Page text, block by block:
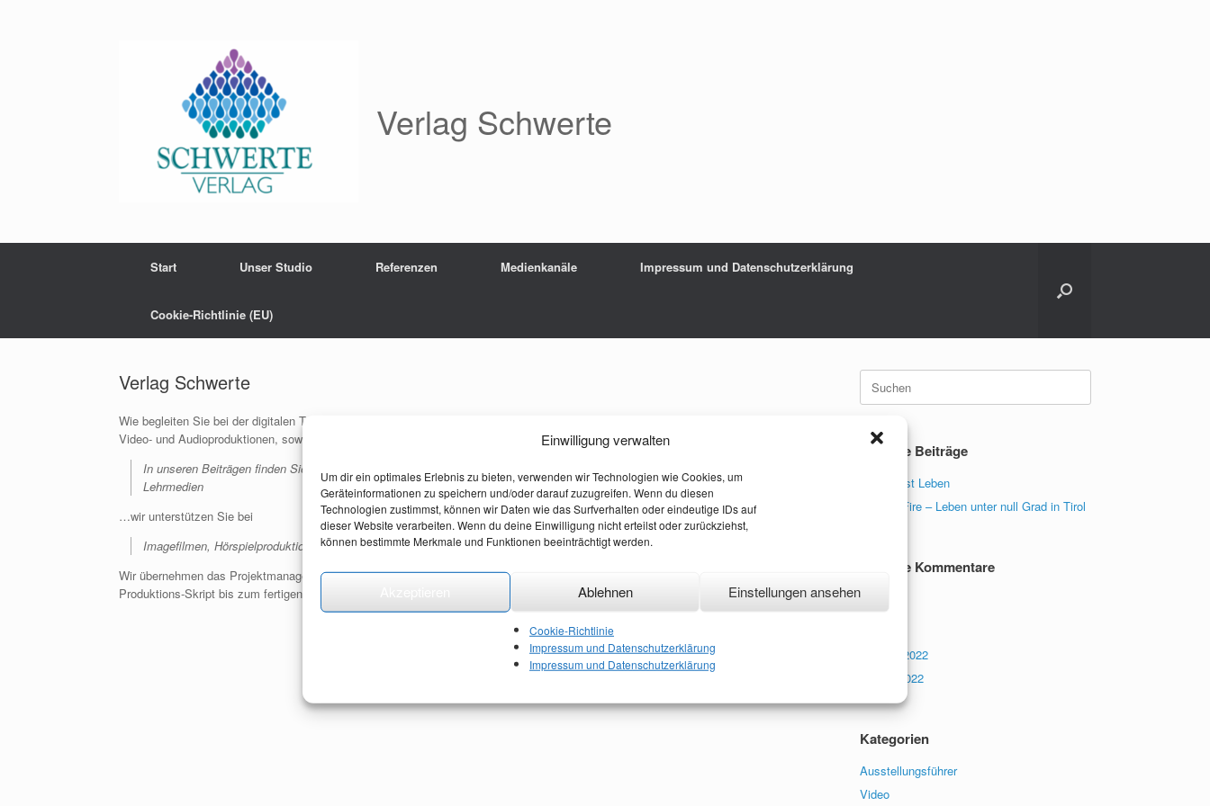
Einwilligung verwalten
Um dir ein optimales Erlebnis zu bieten, verwenden wir Technologien wie Cookies, um
Geräteinformationen zu speichern und/oder darauf zuzugreifen. Wenn du diesen
Technologien zustimmst, können wir Daten wie das Surfverhalten oder eindeutige IDs auf
dieser Website verarbeiten. Wenn du deine Einwilligung nicht erteilst oder zurückziehst,
können bestimmte Merkmale und Funktionen beeinträchtigt werden.
Ablehnen Einstellungen ansehen
Cookie-Richtlinie
Impressum und Datenschutzerklärung
Impressum und Datenschutzerklärung
Verlag Schwerte
Start Unser Studio Referenzen Medienkanäle Impressum und Datenschutzerklärung
Cookie-Richtlinie (EU)
Verlag Schwerte
Wie begleiten Sie bei der digitalen Transformation Ihres Unternehmens und Ihrer Produkte mit Produktionen aus den Bereichen
Video- und Audioproduktionen, sowie klassische Verlagsprodukte.
In unseren Beiträgen finden Sie Referenzproduktionen aus den Bereichen Multimedia, Smartphone Applikationen und
Lehrmedien
…wir unterstützen Sie bei
Imagefilmen, Hörspielproduktionen, Enterprise Gamifikation, Edutainment und Werbung
Wir übernehmen das Projektmanagement Ihrer Medienproduktion nach Ihren Wünschen von der Content-Recherche, über das
Produktions-Skript bis zum fertigen Medium.
Suchen
nach:
Neueste Beiträge
Wasser ist Leben
Ice and Fire – Leben unter null Grad in Tirol
Neueste Kommentare
Februar 2022
Januar 2022
Kategorien
Ausstellungsführer
Video